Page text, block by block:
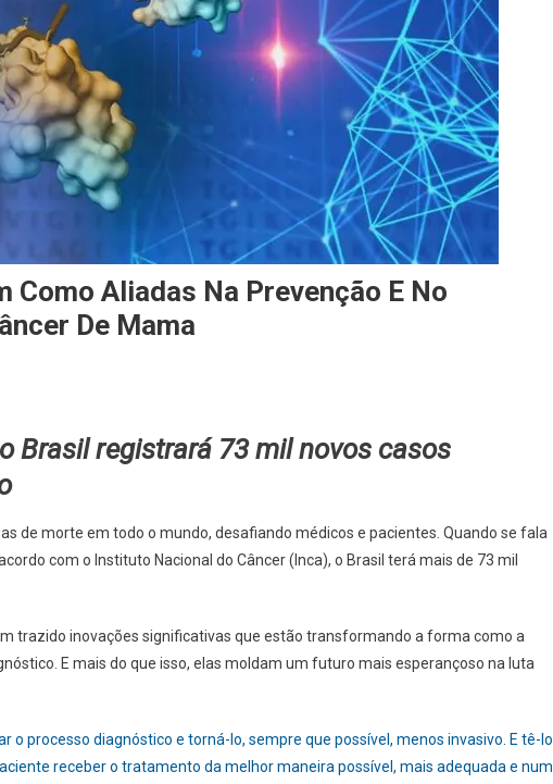
Como Aliadas Na Prevenção E No
De Mama
Brasil registrará 73 mil novos casos
de morte em todo o mundo, desafiando médicos e pacientes. Quando se fala
com o Instituto Nacional do Câncer (Inca), o Brasil terá mais de 73 mil
trazido inovações significativas que estão transformando a forma como a
E mais do que isso, elas moldam um futuro mais esperançoso na luta
o processo diagnóstico e torná-lo, sempre que possível, menos invasivo. E tê-lo
receber o tratamento da melhor maneira possível, mais adequada e num